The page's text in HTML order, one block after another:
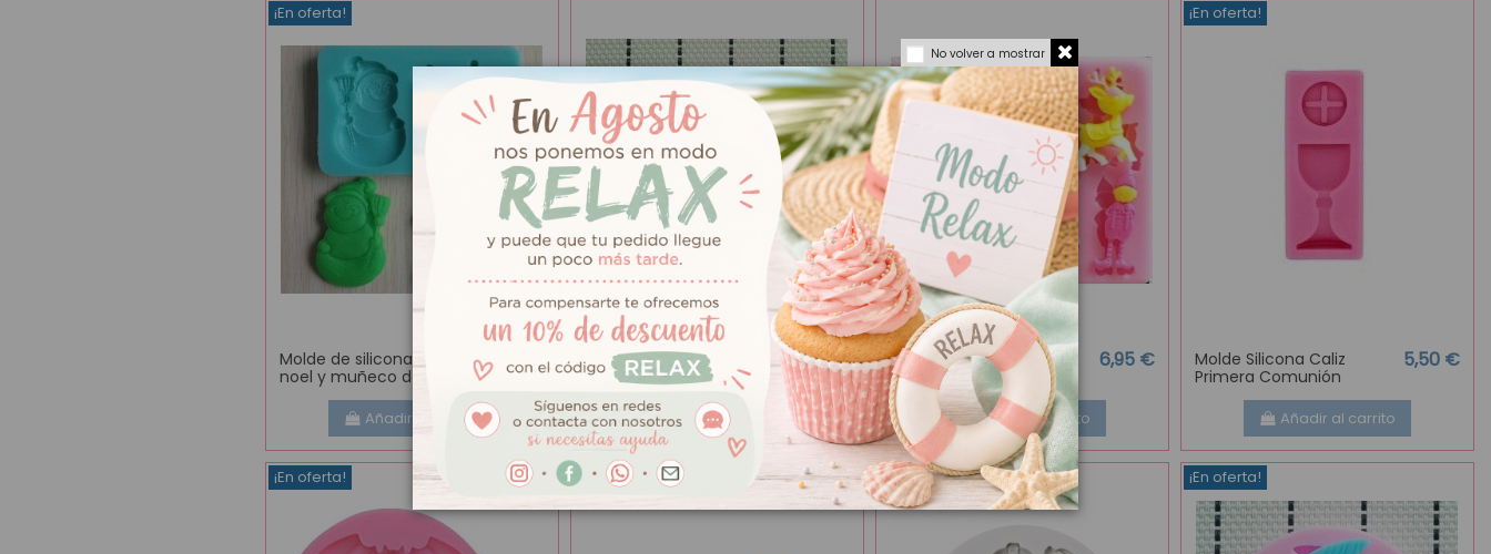
¡En oferta!
Molde de silicona papa
noel y muñeco de nieve
5,95 €
Añadir al carrito
Molde de silicona motivos
navideños
6,95 €
Añadir al carrito
Molde silicona navideño
copos
6,95 €
Añadir al carrito
¡En oferta!
Molde Silicona Caliz
Primera Comunión
5,50 €
Añadir al carrito
¡En oferta! ¡En oferta! ¡En oferta! ¡En oferta!
No volver a mostrar